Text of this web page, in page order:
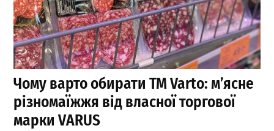
Чому варто обирати ТМ Varto: м’ясне
різномаїжжя від власної торгової
марки VARUS